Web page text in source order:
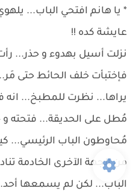
* يا هانم افتحي الباب...
عايشة كده !!
نزلت أسيل بهدوء و حذر...
فإختبأت خلف الحائط حتى
يراها... نظرت للمطبخ... انه
مُطل على الحديقة... فتحته
مُحاوطون الباب الرئيسي...
من الجهة الآخرى الخادمة
الباب... لكن لم يسمعها